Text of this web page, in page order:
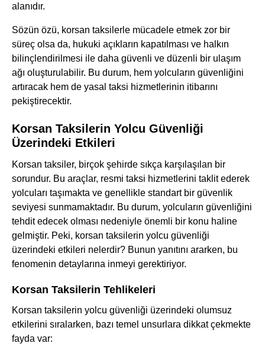
alanıdır.
Sözün özü, korsan taksilerle mücadele etmek zor bir
süreç olsa da, hukuki açıkların kapatılması ve halkın
bilinçlendirilmesi ile daha güvenli ve düzenli bir ulaşım
ağı oluşturulabilir. Bu durum, hem yolcuların güvenliğini
artıracak hem de yasal taksi hizmetlerinin itibarını
pekiştirecektir.
Korsan Taksilerin Yolcu Güvenliği
Üzerindeki Etkileri
Korsan taksiler, birçok şehirde sıkça karşılaşılan bir
sorundur. Bu araçlar, resmi taksi hizmetlerini taklit ederek
yolcuları taşımakta ve genellikle standart bir güvenlik
seviyesi sunmamaktadır. Bu durum, yolcuların güvenliğini
tehdit edecek olması nedeniyle önemli bir konu haline
gelmiştir. Peki, korsan taksilerin yolcu güvenliği
üzerindeki etkileri nelerdir? Bunun yanıtını ararken, bu
fenomenin detaylarına inmeyi gerektiriyor.
Korsan Taksilerin Tehlikeleri
Korsan taksilerin yolcu güvenliği üzerindeki olumsuz
etkilerini sıralarken, bazı temel unsurlara dikkat çekmekte
fayda var: